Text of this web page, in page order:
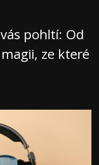
pohltí: Od
ze které